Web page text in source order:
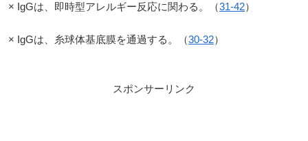
× IgGは、即時型アレルギー反応に関わる。（31-42）
× IgGは、糸球体基底膜を通過する。（30-32）
スポンサーリンク